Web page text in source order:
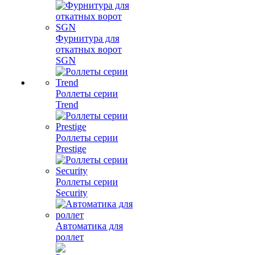
Фурнитура для
откатных ворот
SGN
Роллеты серии
Trend
Роллеты серии
Prestige
Роллеты серии
Security
Автоматика для
роллет